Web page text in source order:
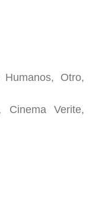
Humanos, Otro,
Cinema Verite,